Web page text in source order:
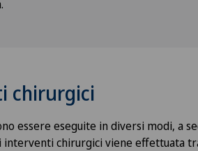
chirurgici
essere eseguite in diversi modi, a
chirurgici viene effettuata